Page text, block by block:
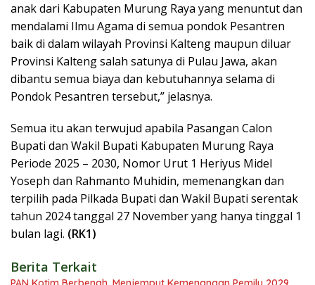
anak dari Kabupaten Murung Raya yang menuntut dan
mendalami Ilmu Agama di semua pondok Pesantren
baik di dalam wilayah Provinsi Kalteng maupun diluar
Provinsi Kalteng salah satunya di Pulau Jawa, akan
dibantu semua biaya dan kebutuhannya selama di
Pondok Pesantren tersebut,” jelasnya.
Semua itu akan terwujud apabila Pasangan Calon
Bupati dan Wakil Bupati Kabupaten Murung Raya
Periode 2025 – 2030, Nomor Urut 1 Heriyus Midel
Yoseph dan Rahmanto Muhidin, memenangkan dan
terpilih pada Pilkada Bupati dan Wakil Bupati serentak
tahun 2024 tanggal 27 November yang hanya tinggal 1
bulan lagi. (RK1)
Berita Terkait